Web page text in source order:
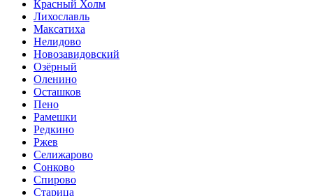
Красный Холм
Лихославль
Максатиха
Нелидово
Новозавидовский
Озёрный
Оленино
Осташков
Пено
Рамешки
Редкино
Ржев
Селижарово
Сонково
Спирово
Старица